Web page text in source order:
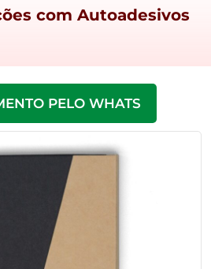
com Autoadesivos
PELO WHATS